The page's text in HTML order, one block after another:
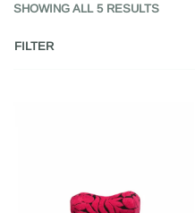
SHOWING ALL 5 RESULTS
FILTER